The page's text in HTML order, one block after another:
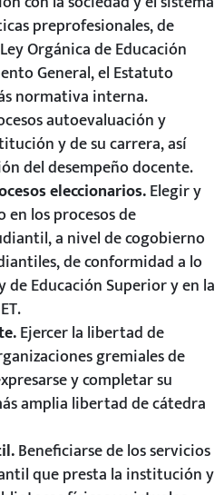
preprofesionales, de
Orgánica de Educación
General, el Estatuto
normativa interna.
autoevaluación y
y de su carrera, así
del desempeño docente.
eleccionarios.Elegir y
en los procesos de
a nivel de cogobierno
de conformidad a lo
de Educación Superior y en la
Ejercer la libertad de
gremiales de
y completar su
amplia libertad de cátedra
Beneficiarse de los servicios
que presta la institución y